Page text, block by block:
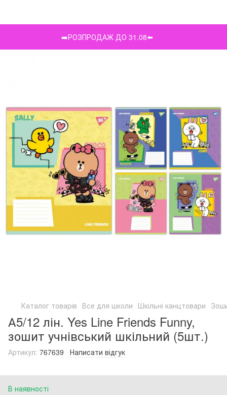
➡️РОЗПРОДАЖ ДО 31.08⬅️
Каталог товарів Все для школи Шкільні канцтовари
А5/12 лін. Yes Line Friends Funny,
зошит учнівський шкільний (5шт.)
Артикул: 767639 Написати відгук
В наявності